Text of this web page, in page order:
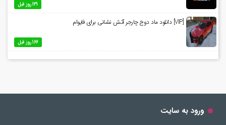
131 روز قبل
[VIP] دانلود ماد دوج چارجر آتش نشانی برای فایوام
166 روز قبل
ورود به سایت